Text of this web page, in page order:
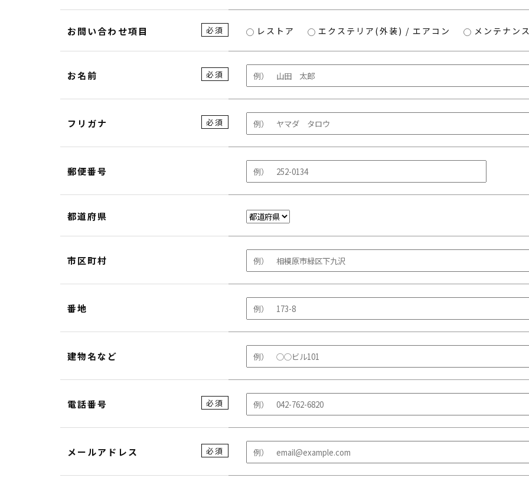
お問い合わせ項目 必須 レストア エクステリア(外装) / エアコン メンテナン
お名前 必須
フリガナ 必須
郵便番号
都道府県
市区町村
番地
建物名など
電話番号 必須
メールアドレス 必須